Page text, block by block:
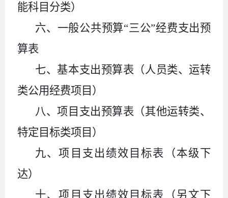
能科目分类）
六、一般公共预算“三公”经费支出预
算表
七、基本支出预算表（人员类、运转
类公用经费项目）
八、项目支出预算表（其他运转类、
特定目标类项目）
九、项目支出绩效目标表（本级下
达）
十、项目支出绩效目标表（另文下